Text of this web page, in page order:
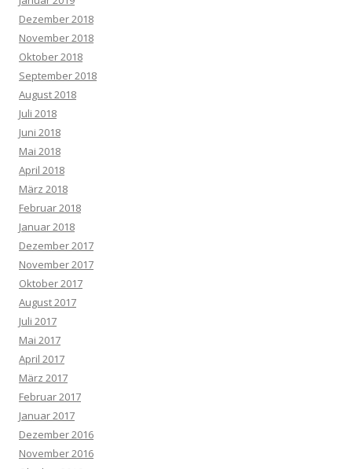
Dezember 2018
November 2018
Oktober 2018
September 2018
August 2018
Juli 2018
Juni 2018
Mai 2018
April 2018
März 2018
Februar 2018
Januar 2018
Dezember 2017
November 2017
Oktober 2017
August 2017
Juli 2017
Mai 2017
April 2017
März 2017
Februar 2017
Januar 2017
Dezember 2016
November 2016